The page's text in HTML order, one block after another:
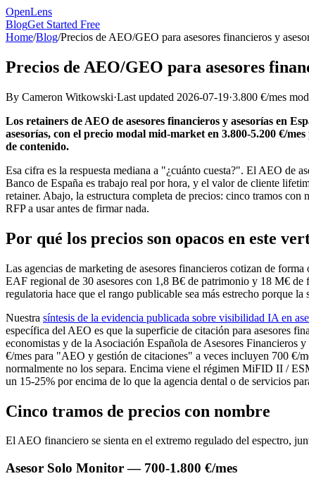
OpenLens
BlogGet Started Free
Home/Blog/Precios de AEO/GEO para asesores financieros y
Precios de AEO/GEO para asesores
By Cameron Witkowski·Last updated 2026-07-19·3.800 €/mes
Los retainers de AEO de asesores financieros y asesorías en
asesorías, con el precio modal mid-market en 3.800-5.200 €/
de contenido.
Esa cifra es la respuesta mediana a "¿cuánto cuesta?". El AEO de
Banco de España es trabajo real por hora, y el valor de cliente
retainer. Abajo, la estructura completa de precios: cinco tramos
RFP a usar antes de firmar nada.
Por qué los precios son opacos en este
Las agencias de marketing de asesores financieros cotizan de
EAF regional de 30 asesores con 1,8 B€ de patrimonio y 18 M€ de
regulatoria hace que el rango publicable sea más estrecho porque
Nuestra síntesis de la evidencia publicada sobre visibilidad IA en
específica del AEO es que la superficie de citación para asesores
economistas y de la Asociación Española de Asesores
€/mes para "AEO y gestión de citaciones" a veces incluyen 700 €/
normalmente no los separa. Encima viene el régimen MiFID II /
un 15-25% por encima de lo que la agencia dental o de servicios
Cinco tramos de precios con nombre
El AEO financiero se sienta en el extremo regulado del espectro,
Asesor Solo Monitor — 700-1.800 €/mes